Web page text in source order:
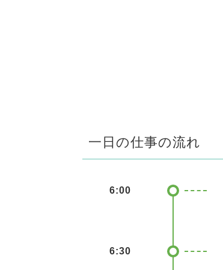
一日の仕事の流れ
6:00
6:30